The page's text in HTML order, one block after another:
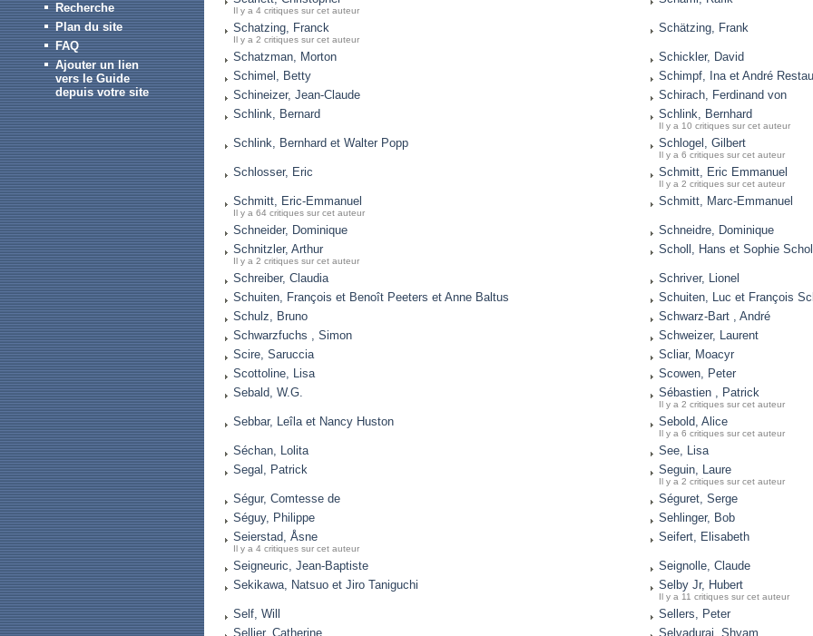
Recherche
Plan du site
FAQ
Ajouter un lien
vers le Guide
depuis votre site
Il y a 4 critiques sur cet auteur
Schatzing, Franck
Il y a 2 critiques sur cet auteur
Schätzing, Frank
Schatzman, Morton
Schickler, David
Schimel, Betty
Schimpf, Ina et André Restau
Schineizer, Jean-Claude
Schirach, Ferdinand von
Schlink, Bernard
Schlink, Bernhard
Il y a 10 critiques sur cet auteur
Schlink, Bernhard et Walter Popp Schlogel, Gilbert
Il y a 6 critiques sur cet auteur
Schlosser, Eric Schmitt, Eric Emmanuel
Il y a 2 critiques sur cet auteur
Schmitt, Eric-Emmanuel
Il y a 64 critiques sur cet auteur
Schmitt, Marc-Emmanuel
Schneider, Dominique
Schneidre, Dominique
Schnitzler, Arthur
Il y a 2 critiques sur cet auteur
Scholl, Hans et Sophie Scholl
Schreiber, Claudia
Schriver, Lionel
Schuiten, François et Benoît Peeters et Anne Baltus
Schuiten, Luc et François
Schulz, Bruno
Schwarz-Bart , André
Schwarzfuchs , Simon
Schweizer, Laurent
Scire, Saruccia
Scliar, Moacyr
Scottoline, Lisa
Scowen, Peter
Sebald, W.G.
Sébastien , Patrick
Il y a 2 critiques sur cet auteur
Sebbar, Leîla et Nancy Huston Sebold, Alice
Il y a 6 critiques sur cet auteur
Séchan, Lolita
See, Lisa
Segal, Patrick
Seguin, Laure
Il y a 2 critiques sur cet auteur
Ségur, Comtesse de
Séguret, Serge
Séguy, Philippe
Sehlinger, Bob
Seierstad, Åsne
Il y a 4 critiques sur cet auteur
Seifert, Elisabeth
Seigneuric, Jean-Baptiste
Seignolle, Claude
Sekikawa, Natsuo et Jiro Taniguchi
Selby Jr, Hubert
Il y a 11 critiques sur cet auteur
Self, Will
Sellers, Peter
Sellier, Catherine
Selvadurai, Shyam